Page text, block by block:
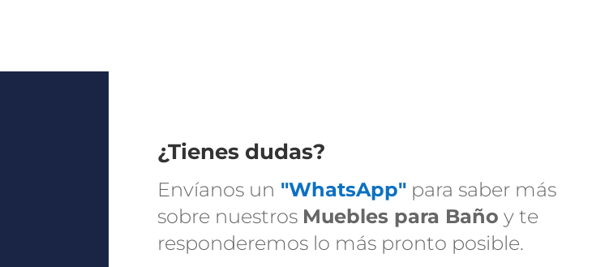
¿Tienes dudas?
Envíanos un "WhatsApp" para saber más
sobre nuestros Muebles para Baño y te
responderemos lo más pronto posible.